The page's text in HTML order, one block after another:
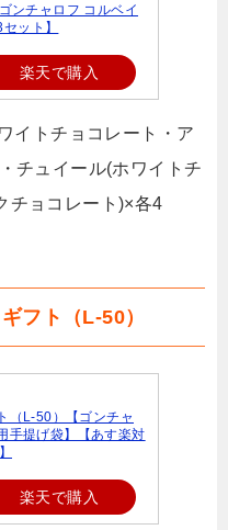
ンチャロフ コルベイ
ット】
楽天で購入
イトチョコレート・ア
チュイール(ホワイトチ
チョコレート)×各4
フト（L-50）
（L-50）【ゴンチャ
手提げ袋】【あす楽対
楽天で購入